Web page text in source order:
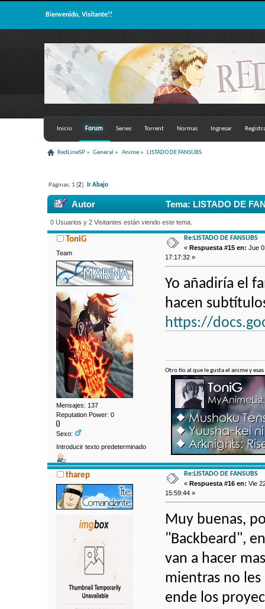
Bienvenido, Visitante!!
Inicio Forum Series Torrent Normas Ingresar
RedLineSP » General » Anime» LISTADO DE FANSUBS
Páginas: 1 2] Ir Abajo
Autor Tema: LISTADO DE
0 Usuarios y 2 Visitantes están viendo este tema.
ToniG
Team
Mensajes: 137
Reputation Power: 0
Sexo:
Introducir texto predeterminado
Re:LISTADO DE FANSUBS
«Respuesta #15 en: Jue
17:17:32 »
Yo añadiría el
hacen
https://
Otro tío al que le gusta el anime y esas
tharep
Re:LISTADO DE FANSUBS
«Respuesta #16 en: Vie
15:59:44 »
Muy buenas,
"Backbeard",
van a hacer
mientras no
ende los